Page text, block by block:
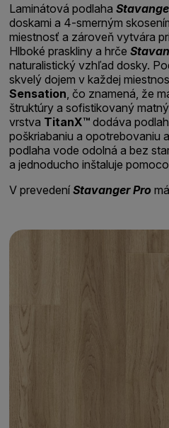
Laminátová podlaha
doskami a 4-smerným
miestnosť a zároveň vytvára
Hlboké praskliny a hrče
naturalistický vzhľad dosky.
skvelý dojem v každej
Sensation , čo znamená, že
štruktúry a sofistikovaný
vrstva TitanX™ dodáva
poškriabaniu a opotrebovaniu
podlaha vode odolná a bez
a jednoducho inštaluje
V prevedeníStavanger Pro